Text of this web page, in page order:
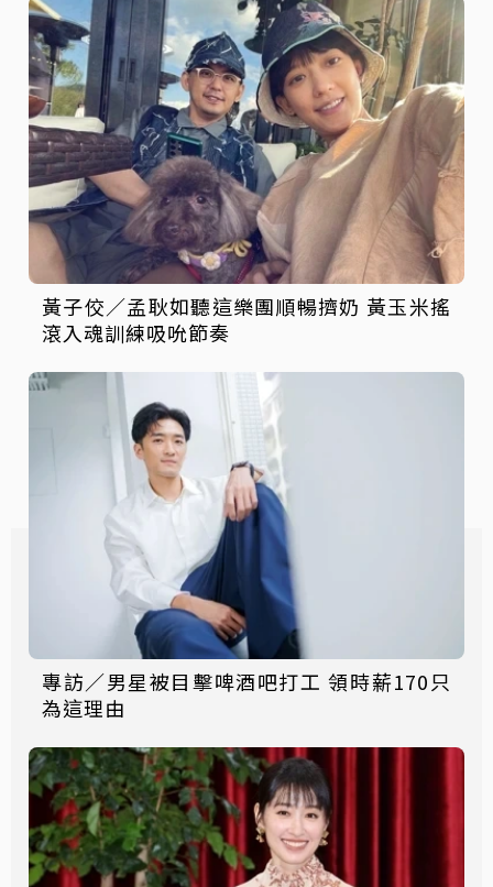
黃子佼／孟耿如聽這樂團順暢擠奶 黃玉米搖
滾入魂訓練吸吮節奏
專訪／男星被目擊啤酒吧打工 領時薪170只
為這理由